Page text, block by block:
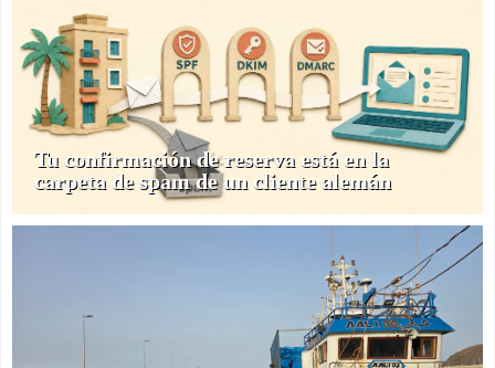
Tu confirmación de reserva está en la
carpeta de spam de un cliente alemán